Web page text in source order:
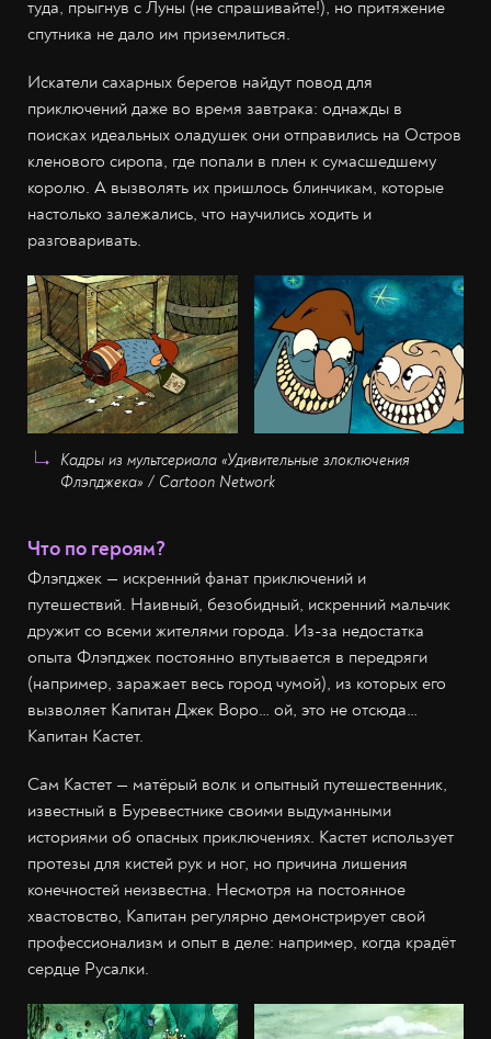
туда, прыгнув с Луны (не спрашивайте!), но притяжение
спутника не дало им приземлиться.
Искатели сахарных берегов найдут повод для
приключений даже во время завтрака: однажды в
поисках идеальных оладушек они отправились на Остров
кленового сиропа, где попали в плен к сумасшедшему
королю. А вызволять их пришлось блинчикам, которые
настолько залежались, что научились ходить и
разговаривать.
Кадры из мультсериала «Удивительные злоключения
Флэпджека» / Cartoon Network
Что по героям?
Флэпджек — искренний фанат приключений и
путешествий. Наивный, безобидный, искренний мальчик
дружит со всеми жителями города. Из-за недостатка
опыта Флэпджек постоянно впутывается в передряги
(например, заражает весь город чумой), из которых его
вызволяет Капитан Джек Воро… ой, это не отсюда…
Капитан Кастет.
Сам Кастет — матёрый волк и опытный путешественник,
известный в Буревестнике своими выдуманными
историями об опасных приключениях. Кастет использует
протезы для кистей рук и ног, но причина лишения
конечностей неизвестна. Несмотря на постоянное
хвастовство, Капитан регулярно демонстрирует свой
профессионализм и опыт в деле: например, когда крадёт
сердце Русалки.